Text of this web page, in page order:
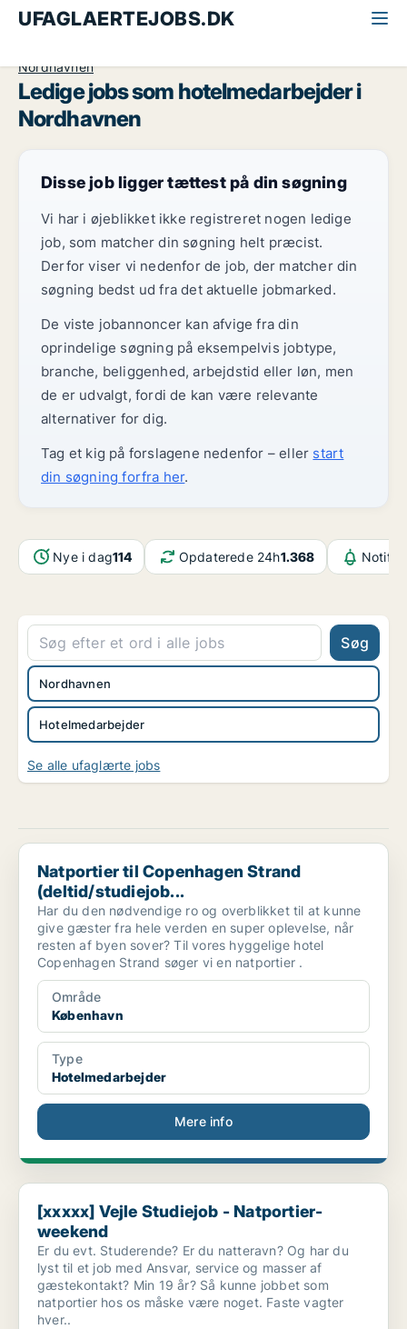
UFAGLAERTEJOBS.DK
Nordhavnen
Ledige jobs som hotelmedarbejder i
Nordhavnen
Disse job ligger tættest på din søgning
Vi har i øjeblikket ikke registreret nogen ledige
job, som matcher din søgning helt præcist.
Derfor viser vi nedenfor de job, der matcher din
søgning bedst ud fra det aktuelle jobmarked.
De viste jobannoncer kan afvige fra din
oprindelige søgning på eksempelvis jobtype,
branche, beliggenhed, arbejdstid eller løn, men
de er udvalgt, fordi de kan være relevante
alternativer for dig.
Tag et kig på forslagene nedenfor – eller start
din søgning forfra her.
Nye i dag114 Opdaterede 24h1.368
Søg
Hotelmedarbejder
Nordhavnen
Se alle ufaglærte jobs
Natportier til Copenhagen Strand (deltid/studiejob...
Natportier til Copenhagen Strand
(deltid/studiejob...
Har du den nødvendige ro og overblikket til at kunne
give gæster fra hele verden en super oplevelse, når
resten af byen sover? Til vores hyggelige hotel
Copenhagen Strand søger vi en natportier .
Område
København
Type
Hotelmedarbejder
Mere info
[xxxxx] Vejle Studiejob - Natportier- weekend
[xxxxx] Vejle Studiejob - Natportier-
weekend
Er du evt. Studerende? Er du natteravn? Og har du
lyst til et job med Ansvar, service og masser af
gæstekontakt? Min 19 år? Så kunne jobbet som
natportier hos os måske være noget. Faste vagter
hver..